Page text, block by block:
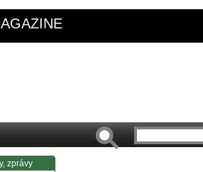
zprávy